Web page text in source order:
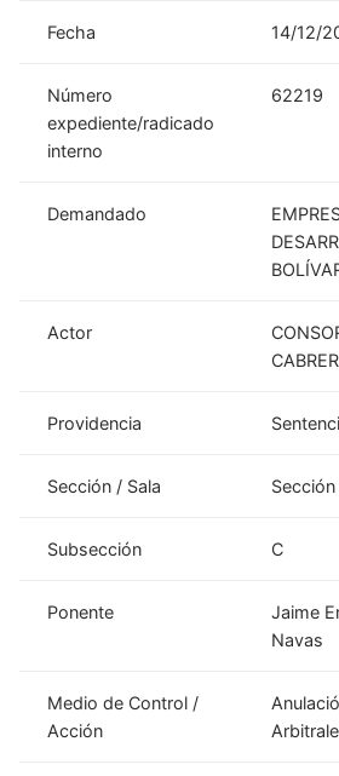
Fecha 14/12/
Número
expediente/radicado
interno
62219
Demandado
Actor
Providencia
Sección / Sala Sección
Subsección C
Ponente
Jaime
Navas
Medio de Control /
Acción